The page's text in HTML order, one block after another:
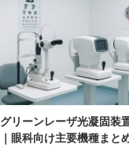
グリーンレーザ光凝固装
｜眼科向け主要機種まと